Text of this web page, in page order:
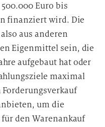
Euro bis
finanziert wird. Die
aus anderen
Eigenmittel sein, die
aufgebaut hat oder
maximal
um die
den Warenankauf